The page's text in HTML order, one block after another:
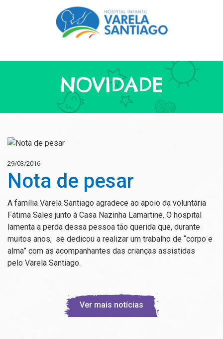
NOVIDADE
29/03/2016
Nota de pesar
A família Varela Santiago agradece ao apoio da voluntária
Fátima Sales junto à Casa Nazinha Lamartine. O hospital
lamenta a perda dessa pessoa tão querida que, durante
muitos anos, se dedicou a realizar um trabalho de “corpo e
alma” com as acompanhantes das crianças assistidas
pelo Varela Santiago.
Ver mais notícias